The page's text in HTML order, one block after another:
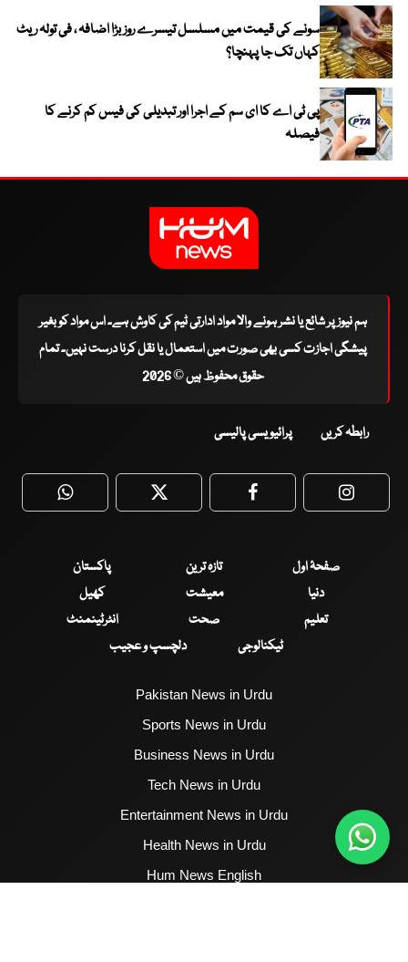
سونے کی قیمت میں مسلسل تیسرے روز بڑا اضافہ ، فی تولہ ریٹ
کہاں تک جا پہنچا؟
پی ٹی اے کا ای سم کے اجرا اور تبدیلی کی فیس کم کرنے کا
فیصلہ
ہم نیوز پر شائع یا نشر ہونے والا مواد ادارتی ٹیم کی کاوش ہے۔ اس مواد کو بغیر
پیشگی اجازت کسی بھی صورت میں استعمال یا نقل کرنا درست نہیں۔ تمام
حقوق محفوظ ہیں © 2026
رابطہ کریں پرائیویسی پالیسی
WhatsApp Twitter Facebook
صفحۂ اول تازہ ترین
پاکستان
دنیا
معیشت
کھیل
تعلیم
صحت
انٹرٹینمنٹ
ٹیکنالوجی
دلچسپ و عجیب
Pakistan News in Urdu
Sports News in Urdu
Business News in Urdu
Tech News in Urdu
Entertainment News in Urdu
Health News in Urdu
Hum News English